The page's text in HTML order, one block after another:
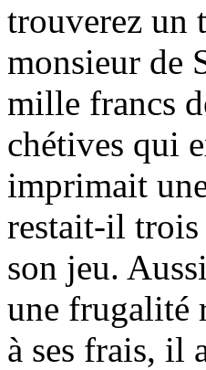
trouverez un
monsieur de
mille francs
chétives qui
imprimait
restait-il trois
son jeu.
une frugalité
à ses frais, il